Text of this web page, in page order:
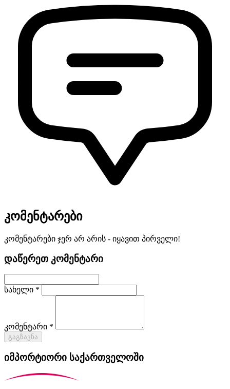
კომენტარები
კომენტარები ჯერ არ არის - იყავით პირველი!
დაწერეთ კომენტარი
სახელი *
კომენტარი *
გაგზავნა
იმპორტიორი საქართველოში